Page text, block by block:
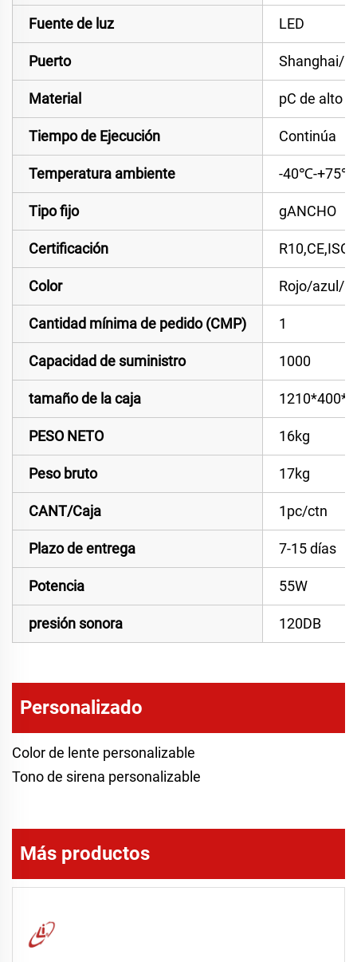
Fuente de luz LED
Puerto Shanghai/
Material pC de alto
Tiempo de Ejecución Continúa
Temperatura ambiente -40℃-+75℃
Tipo fijo gANCHO
Certificación
Color Rojo/azul/
Cantidad mínima de pedido (CMP) 1
Capacidad de suministro 1000
tamaño de la caja
PESO NETO 16kg
Peso bruto 17kg
CANT/Caja 1pc/ctn
Plazo de entrega 7-15 días
Potencia 55W
presión sonora 120DB
Personalizado
Color de lente personalizable
Tono de sirena personalizable
Más productos